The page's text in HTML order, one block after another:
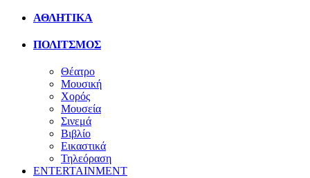
ΑΘΛΗΤΙΚΑ
ΠΟΛΙΤΣΜΟΣ
Θέατρο
Μουσική
Χορός
Μουσεία
Σινεμά
Βιβλίο
Εικαστικά
Τηλεόραση
ENTERTAINMENT